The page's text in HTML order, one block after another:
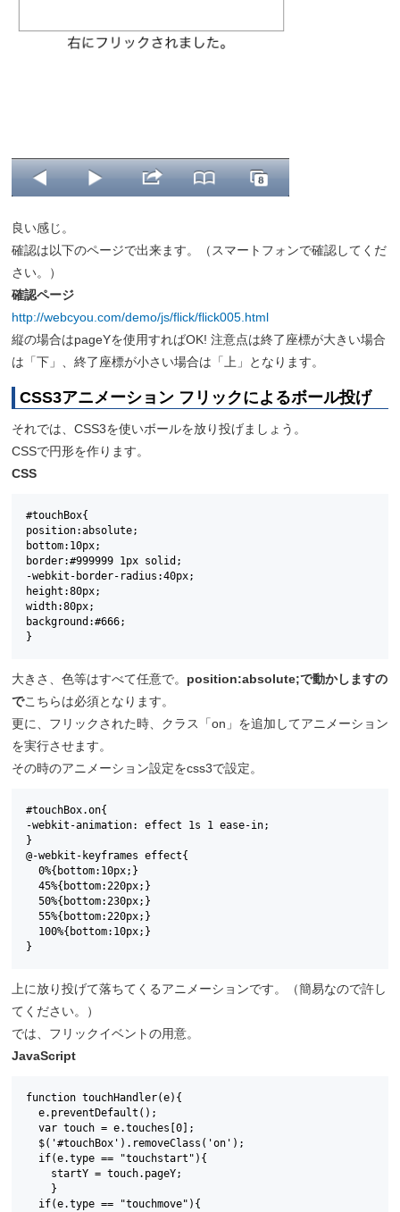
良い感じ。
確認は以下のページで出来ます。（スマートフォンで確認してくだ
さい。）
確認ページ
http://webcyou.com/demo/js/flick/flick005.html
縦の場合はpageYを使用すればOK! 注意点は終了座標が大きい場合
は「下」、終了座標が小さい場合は「上」となります。
CSS3アニメーション フリックによるボール投げ
それでは、CSS3を使いボールを放り投げましょう。
CSSで円形を作ります。
CSS
#touchBox{
position:absolute;
bottom:10px;
border:#999999 1px solid;
-webkit-border-radius:40px;
height:80px;
width:80px;
background:#666;
}
大きさ、色等はすべて任意で。 position:absolute;で動かしますの
でこちらは必須となります。
更に、フリックされた時、クラス「on」を追加してアニメーション
を実行させます。
その時のアニメーション設定をcss3で設定。
#touchBox.on{
-webkit-animation: effect 1s 1 ease-in;
}
@-webkit-keyframes effect{
  0%{bottom:10px;}
  45%{bottom:220px;}
  50%{bottom:230px;}
  55%{bottom:220px;}
  100%{bottom:10px;}
}
上に放り投げて落ちてくるアニメーションです。（簡易なので許し
てください。）
では、フリックイベントの用意。
JavaScript
function touchHandler(e){
  e.preventDefault();
  var touch = e.touches[0];
  $('#touchBox').removeClass('on');
  if(e.type == "touchstart"){
    startY = touch.pageY;
    }
  if(e.type == "touchmove"){